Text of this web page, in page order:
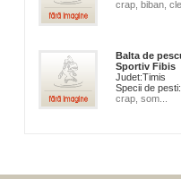
crap, biban,
Balta de
Sportiv Fibis
Judet:Timis
Specii de pesti:
crap, som...